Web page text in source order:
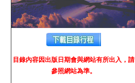
目錄內容因出版日期會與網站有所出入，請
參照網站為準。